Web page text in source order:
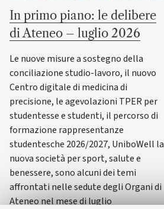
In primo piano: le delibere
di Ateneo – luglio 2026
Le nuove misure a sostegno della
conciliazione studio-lavoro, il nuovo
Centro digitale di medicina di
precisione, le agevolazioni TPER per
studentesse e studenti, il percorso di
formazione rappresentanze
studentesche 2026/2027, UniboWell la
nuova società per sport, salute e
benessere, sono alcuni dei temi
affrontati nelle sedute degli Organi di
Ateneo nel mese di luglio